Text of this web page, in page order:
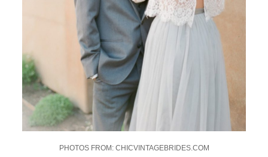
PHOTOS FROM: CHICVINTAGEBRIDES.COM